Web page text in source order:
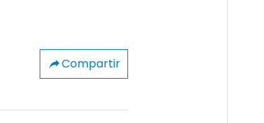
Compartir